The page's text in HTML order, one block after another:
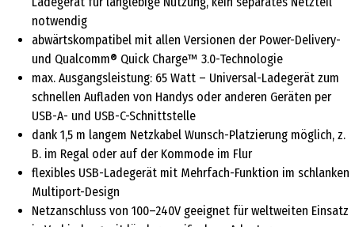
notwendig
abwärtskompatibel mit allen Versionen der Power-Delivery-
und Qualcomm® Quick Charge™ 3.0-Technologie
max. Ausgangsleistung: 65 Watt – Universal-Ladegerät zum
schnellen Aufladen von Handys oder anderen Geräten per
USB-A- und USB-C-Schnittstelle
dank 1,5 m langem Netzkabel Wunsch-Platzierung möglich, z.
B. im Regal oder auf der Kommode im Flur
flexibles USB-Ladegerät mit Mehrfach-Funktion im schlanken
Multiport-Design
Netzanschluss von 100–240V geeignet für weltweiten Einsatz